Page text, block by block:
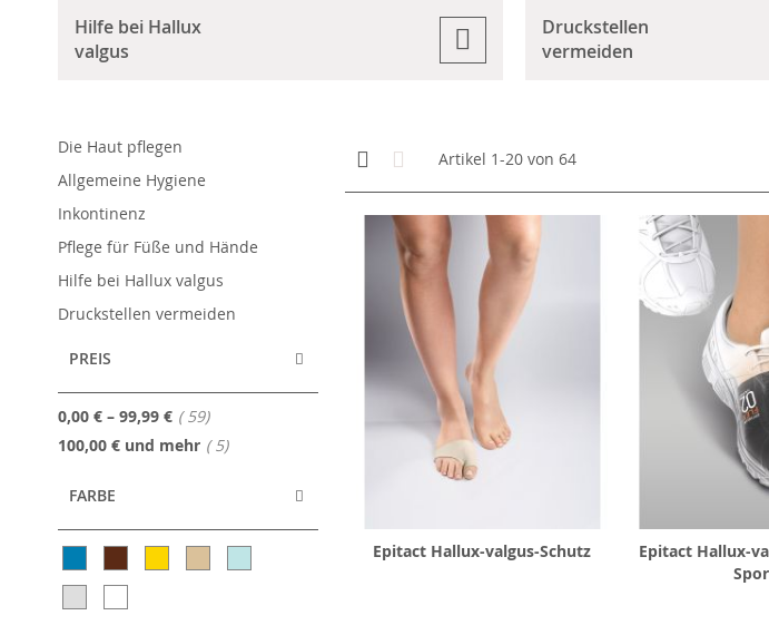
Hilfe bei Hallux
valgus
Druckstellen
vermeiden
Anzeigen
als
Kachelansicht
Artikel 1-20 von64
Epitact Hallux-valgus-Schutz
Epitact Hallux-
Die Haut pflegen
Allgemeine Hygiene
Inkontinenz
Pflege für Füße und Hände
Hilfe bei Hallux valgus
Druckstellen vermeiden
PREIS
0,00 € – 99,99 € 59Artikel
100,00 € und mehr 5Artikel
FARBE